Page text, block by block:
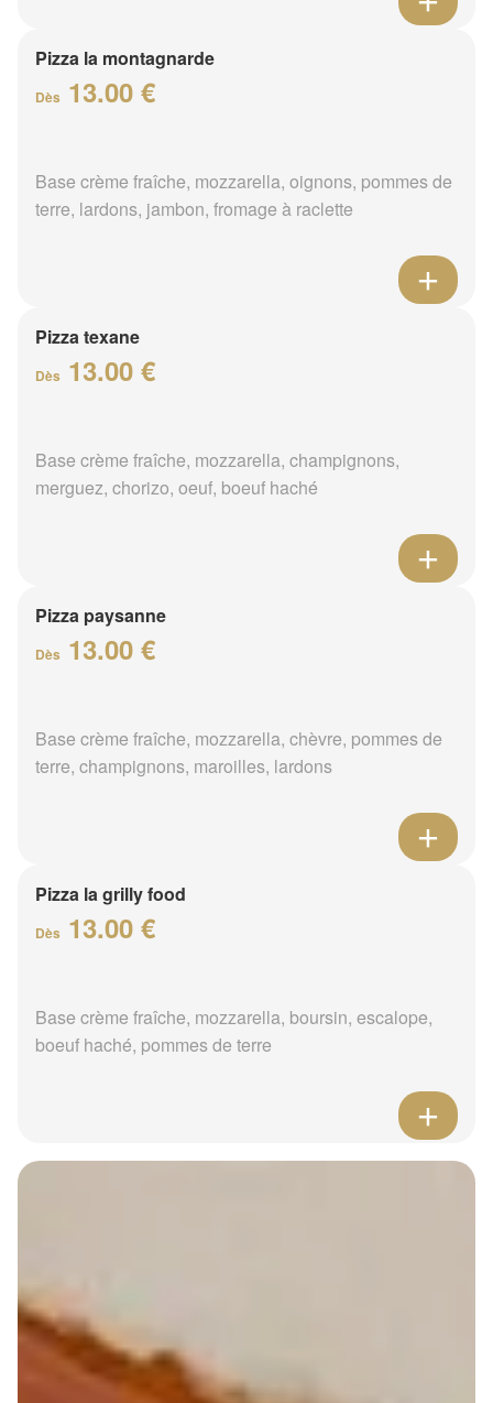
Pizza la montagnarde
Dès 13.00 €
Base crème fraîche, mozzarella, oignons, pommes de
terre, lardons, jambon, fromage à raclette
Pizza texane
Dès 13.00 €
Base crème fraîche, mozzarella, champignons,
merguez, chorizo, oeuf, boeuf haché
Pizza paysanne
Dès 13.00 €
Base crème fraîche, mozzarella, chèvre, pommes de
terre, champignons, maroilles, lardons
Pizza la grilly food
Dès 13.00 €
Base crème fraîche, mozzarella, boursin, escalope,
boeuf haché, pommes de terre